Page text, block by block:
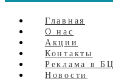
Главная
О нас
Акции
Контакты
Реклама в
Новости